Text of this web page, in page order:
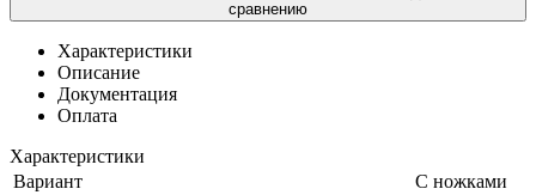
сравнению
Характеристики
Описание
Документация
Оплата
Характеристики
Вариант
С ножками